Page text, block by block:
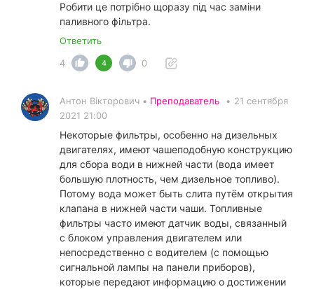
Робити це потрібно щоразу під час заміни
паливного фільтра.
Ответить
4
4 0
Антон Вікторович • Преподаватель • 21 сентября
2021 21:00
Некоторые фильтры, особенно на дизельных
двигателях, имеют чашеподобную конструкцию
для сбора води в нижней части (вода имеет
большую плотность, чем дизельное топливо).
Потому вода может быть слита путём открытия
клапана в нижней части чаши. Топливные
фильтры часто имеют датчик воды, связанный
с блоком управления двигателем или
непосредственно с водителем (с помощью
сигнальной лампы на панели приборов),
которые передают информацию о достижении